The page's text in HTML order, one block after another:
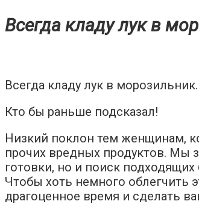
Всегда кладу лук в
Всегда кладу лук в
Кто бы раньше подсказал!
Низкий поклон тем женщинам,
прочих вредных продуктов. Мы
готовки, но и поиск
Чтобы хоть немного облегчить
драгоценное время и сделать